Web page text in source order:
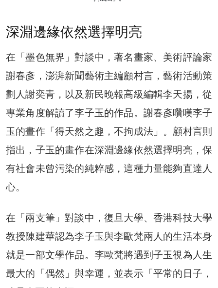
深淵邊緣依然選擇明亮
在「墨色無界」對談中，著名畫家、美術評論家
謝春彥，澎湃新聞藝術主編顧村言，藝術活動策
劃人謝奕青，以及新民晚報高級編輯李天揚，從
專業角度解讀了李子玉的作品。謝春彥囋嘆李子
玉的畫作「得天然之趣，不拘成法」。顧村言則
指出，子玉的畫作在深淵邊緣依然選擇明亮，保
有社會未曾污染的純粹感，這種力量能夠直達人
心。
在「兩支筆」對談中，復旦大學、香港科技大學
教授陳建華認為李子玉與李歐梵兩人的生活本身
就是一部文學作品。李歐梵將遇到子玉視為人生
最大的「偶然」與幸運，並表示「平常的日子，